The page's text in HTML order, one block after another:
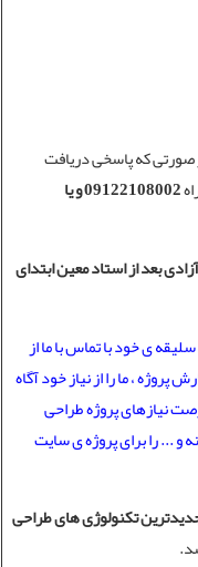
صورتی که پاسخی دریافت
09122108002 و یا
بعد از استاد معین ابتدای
ی خود با تماس با ما از
، ما را از نیاز خود آگاه
نیازهای پروژه طراحی
... را برای پروژه ی سایت
تکنولوژی های طراحی